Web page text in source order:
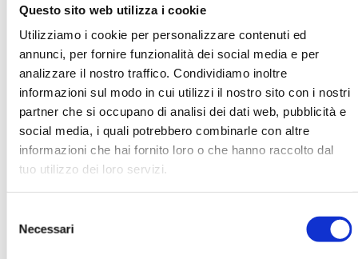
Questo sito web utilizza i cookie
Utilizziamo i cookie per personalizzare contenuti ed
annunci, per fornire funzionalità dei social media e per
analizzare il nostro traffico. Condividiamo inoltre
informazioni sul modo in cui utilizzi il nostro sito con i nostri
partner che si occupano di analisi dei dati web, pubblicità e
social media, i quali potrebbero combinarle con altre
informazioni che hai fornito loro o che hanno raccolto dal
tuo utilizzo dei loro servizi.
delNecessari
Graziella Bertocchi
Organizzazione
Università di Modena e Reggio Emilia
Ha pubblicato con noi